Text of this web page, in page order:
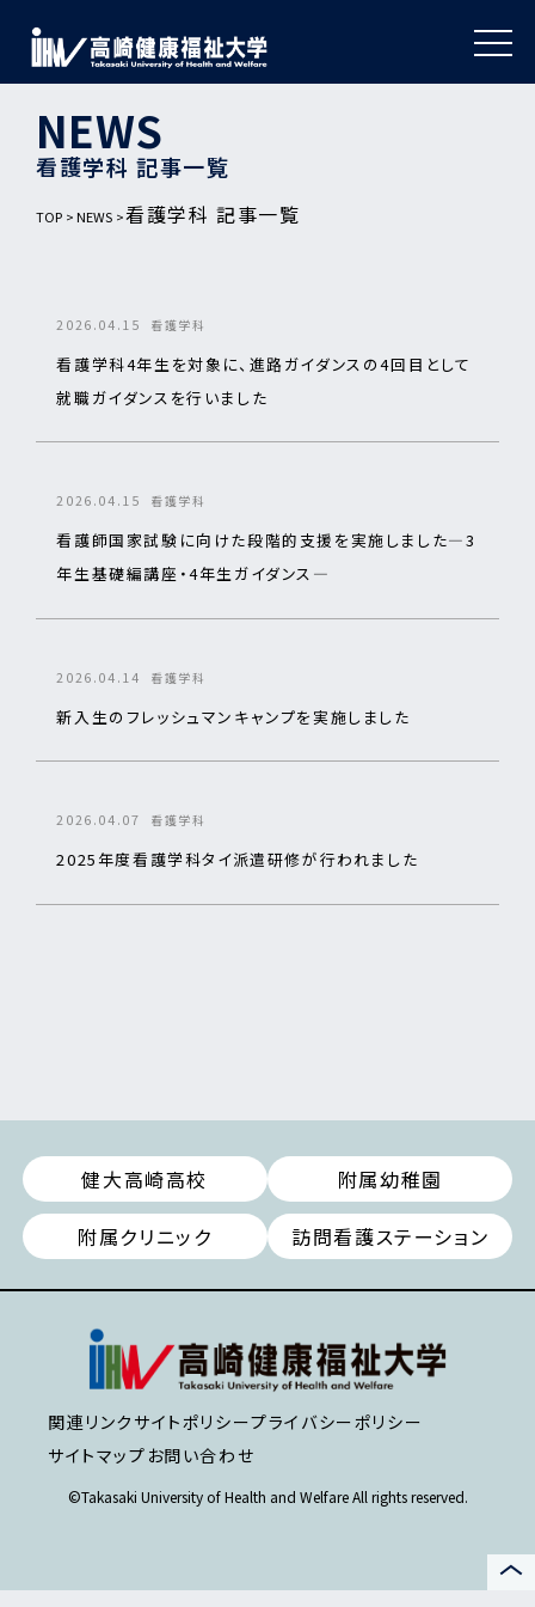
NEWS
看護学科 記事一覧
TOP NEWS 看護学科 記事一覧
2026.04.15 看護学科
看護学科4年生を対象に、進路ガイダンスの4回目として
就職ガイダンスを行いました
2026.04.15 看護学科
看護師国家試験に向けた段階的支援を実施しました―3
年生基礎編講座・4年生ガイダンス―
2026.04.14 看護学科
新入生のフレッシュマンキャンプを実施しました
2026.04.07 看護学科
2025年度看護学科タイ派遣研修が行われました
健大高崎高校
附属幼稚園
附属クリニック
訪問看護ステーション
関連リンク サイトポリシープライバシーポリシー
サイトマップ お問い合わせ
©Takasaki University of Health and Welfare All rights reserved.